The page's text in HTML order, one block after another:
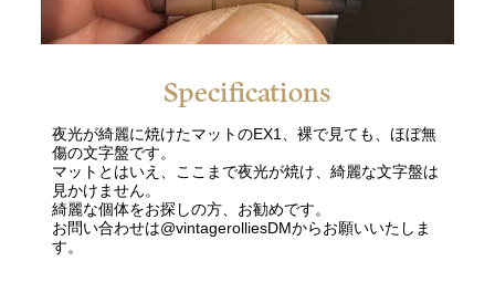
Specifications
夜光が綺麗に焼けたマットのEX1、裸で見ても、ほぼ無
傷の文字盤です。
マットとはいえ、ここまで夜光が焼け、綺麗な文字盤は
見かけません。
綺麗な個体をお探しの方、お勧めです。
お問い合わせは@vintagerolliesDMからお願いいたしま
す。